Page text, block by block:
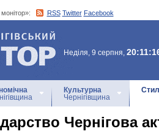
RSS Twitter Facebook
монітор»
Неділя, 9 серпня,
Культурна
Чернігівщина
Чернігова